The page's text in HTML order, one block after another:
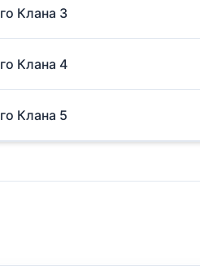
Клана 3
Клана 4
Клана 5